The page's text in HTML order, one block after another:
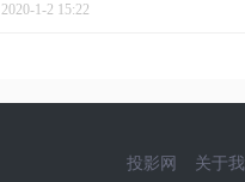
2020-1-2 15:22
投影网 关于